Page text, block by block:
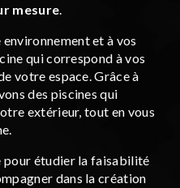
mesure
et à vos
qui correspond à vos
votre espace. Grâce à
des piscines qui
extérieur, tout en vous
étudier la faisabilité
dans la création